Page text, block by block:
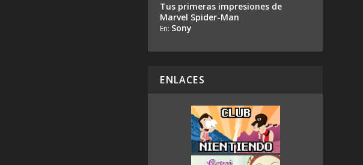
Tus primeras impresiones de
Marvel Spider-Man
En: Sony
ENLACES